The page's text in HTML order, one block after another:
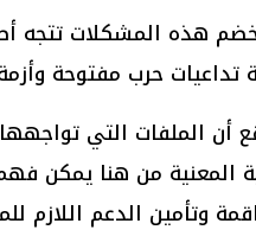
هذه المشكلات تتجه
تداعيات حرب مفتوحة
أن الملفات التي
المعنية من هنا يمكن
وتأمين الدعم اللازم